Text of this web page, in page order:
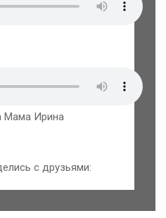
Мама Ирина
с друзьями: